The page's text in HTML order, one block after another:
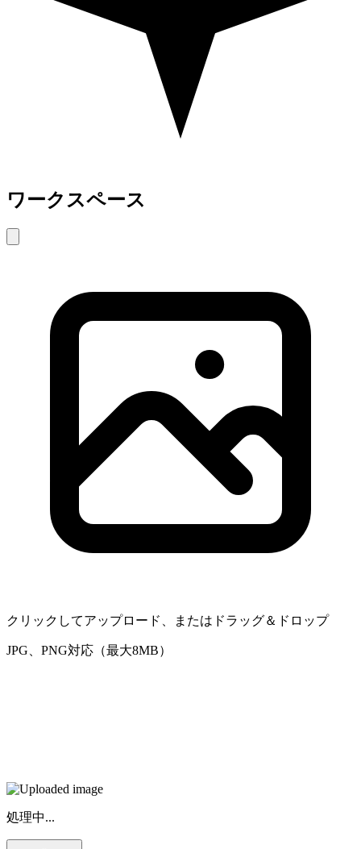
ワークスペース
クリックしてアップロード、またはドラッグ＆ドロップ
JPG、PNG対応（最大8MB）
処理中...